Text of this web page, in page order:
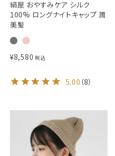
絹屋 おやすみケア シルク
100% ロングナイトキャップ 潤
美髪
¥8,580 税込
5.00 （8）